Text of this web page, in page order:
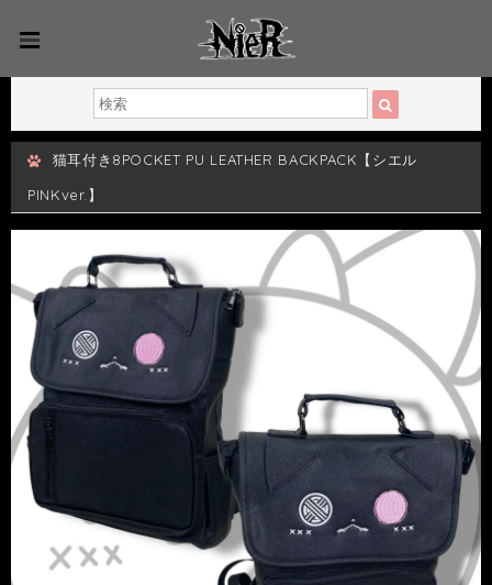
猫耳付き8POCKET PU LEATHER BACKPACK【シエル
PINKver.】